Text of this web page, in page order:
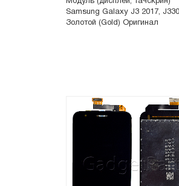
Samsung Galaxy J3 2017, J330
Золотой (Gold) Оригинал